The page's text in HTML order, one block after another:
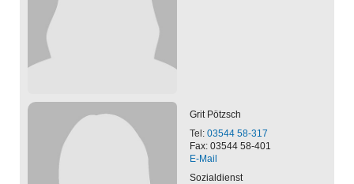
GritPötzsch
Tel: 03544 58-317
Fax: 03544 58-401
E-Mail
Sozialdienst